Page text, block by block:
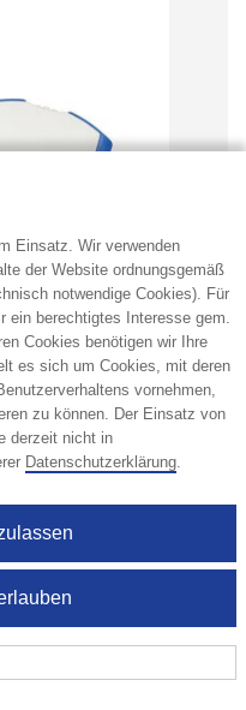
mit Chips
€
Einsatz. Wir verwenden
der Website ordnungsgemäß
notwendige Cookies). Für
ein berechtigtes Interesse gem.
Cookies benötigen wir Ihre
es sich um Cookies, mit deren
vornehmen,
zu können. Der Einsatz von
derzeit nicht in
Datenschutzerklärung.